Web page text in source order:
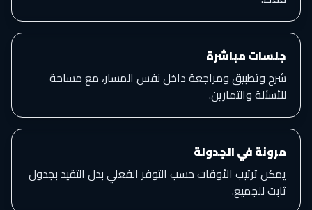
جلسات مباشرة
شرح وتطبيق ومراجعة داخل نفس المسار، مع مساحة
للأسئلة والتمارين.
مرونة في الجدولة
يمكن ترتيب الأوقات حسب التوفر الفعلي بدل التقيد بجدول
ثابت للجميع.